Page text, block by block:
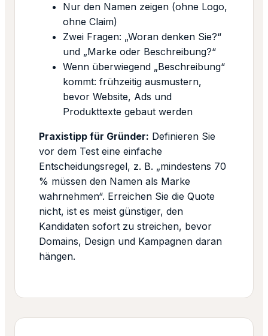
Nur den Namen zeigen (ohne Logo,
ohne Claim)
Zwei Fragen: „Woran denken Sie?“
und „Marke oder Beschreibung?“
Wenn überwiegend „Beschreibung“
kommt: frühzeitig ausmustern,
bevor Website, Ads und
Produkttexte gebaut werden
Praxistipp für Gründer: Definieren Sie
vor dem Test eine einfache
Entscheidungsregel, z. B. „mindestens 70
% müssen den Namen als Marke
wahrnehmen“. Erreichen Sie die Quote
nicht, ist es meist günstiger, den
Kandidaten sofort zu streichen, bevor
Domains, Design und Kampagnen daran
hängen.